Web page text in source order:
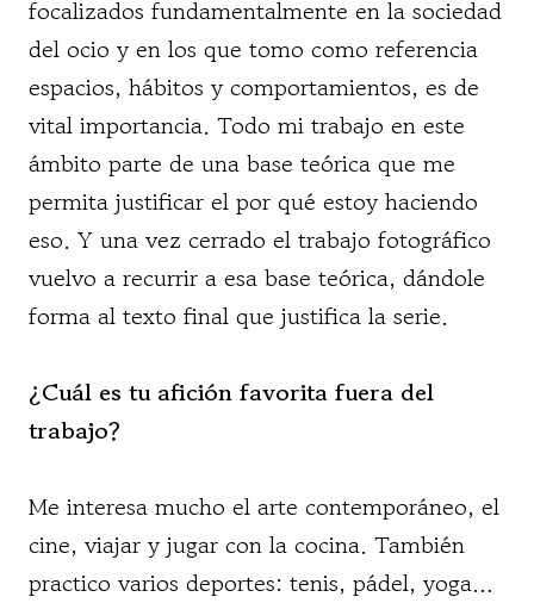
focalizados fundamentalmente en la sociedad
del ocio y en los que tomo como referencia
espacios, hábitos y comportamientos, es de
vital importancia. Todo mi trabajo en este
ámbito parte de una base teórica que me
permita justificar el por qué estoy haciendo
eso. Y una vez cerrado el trabajo fotográfico
vuelvo a recurrir a esa base teórica, dándole
forma al texto final que justifica la serie.
¿Cuál es tu afición favorita fuera del
trabajo?
Me interesa mucho el arte contemporáneo, el
cine, viajar y jugar con la cocina. También
practico varios deportes: tenis, pádel, yoga…